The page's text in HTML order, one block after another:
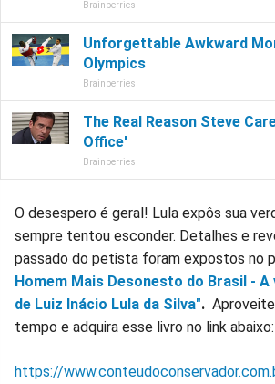
O desespero é geral! Lula expôs sua
sempre tentou esconder. Detalhes e
passado do petista foram expostos no
Homem Mais Desonesto do Brasil -
de Luiz Inácio Lula da Silva".
tempo e adquira esse livro no link abaixo:
https://